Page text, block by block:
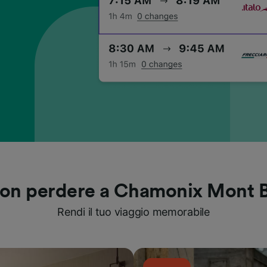
perdere a Chamonix Mont
Rendi il tuo viaggio memorabile